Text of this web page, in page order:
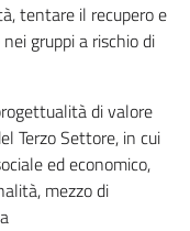
tentare il recupero e
gruppi a rischio di
di valore
Terzo Settore, in cui
ed economico,
mezzo di